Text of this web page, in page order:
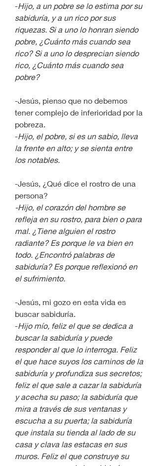
-Hijo, a un pobre se lo estima por su
sabiduría, y a un rico por sus
riquezas. Si a uno lo honran siendo
pobre, ¿Cuánto más cuando sea
rico? Si a uno lo desprecian siendo
rico, ¿Cuánto más cuando sea
pobre?
-Jesús, pienso que no debemos
tener complejo de inferioridad por la
pobreza.
-Hijo, el pobre, si es un sabio, lleva
la frente en alto; y se sienta entre
los notables.
-Jesús, ¿Qué dice el rostro de una
persona?
-Hijo, el corazón del hombre se
refleja en su rostro, para bien o para
mal. ¿Tiene alguien el rostro
radiante? Es porque le va bien en
todo. ¿Encontró palabras de
sabiduría? Es porque reflexionó en
el sufrimiento.
-Jesús, mi gozo en esta vida es
buscar sabiduría.
-Hijo mío, feliz el que se dedica a
buscar la sabiduría y puede
responder al que lo interroga. Feliz
el que hace suyos los caminos de la
sabiduría y profundiza sus secretos;
feliz el que sale a cazar la sabiduría
y acecha su paso; la sabiduría que
mira a través de sus ventanas y
escucha a su puerta; la sabiduría
que instala su tienda al lado de su
casa y clava las estacas en sus
muros. Feliz el que construye su